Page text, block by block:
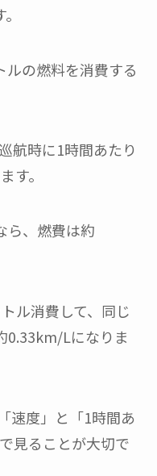
ルの燃料を消費する
航時に1時間あたり
す。
ら、燃費は約
ル消費して、同じ
0.33km/Lになりま
速度」と「1時間あ
見ることが大切で